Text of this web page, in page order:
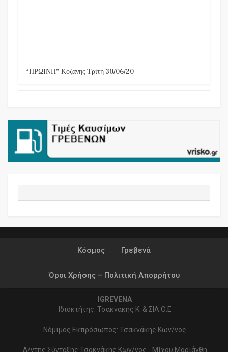
“ΠΡΩΙΝΗ” Κοζάνης Τρίτη 30/06/20
Κόσμος Γρεβενά
Όροι Χρήσης – Πολιτική Απορρήτου
IGREVENA
Ιδιοκτήτης: Τσακνακης Κ. & ΣΙΑ Ο.Ε
Νόμιμος Εκπρόσωπος: Τσακνάκης Κων/νος
Δ/ντης Σύνταξης:Τσακνάκης Κων/νος - Μίχου Μαριάνθη